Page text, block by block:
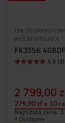
Najniższa cena:
Dostępne
CHŁODZIARKO-
WOLNOSTOJĄCA
5.0 (3)
2 799,00
279,90 zł x 10